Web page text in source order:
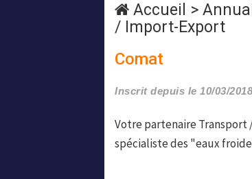
Accueil >
/ Import-Export
Comat
Inscrit depuis le 10/03/2018
Votre partenaire Transport
spécialiste des "eaux